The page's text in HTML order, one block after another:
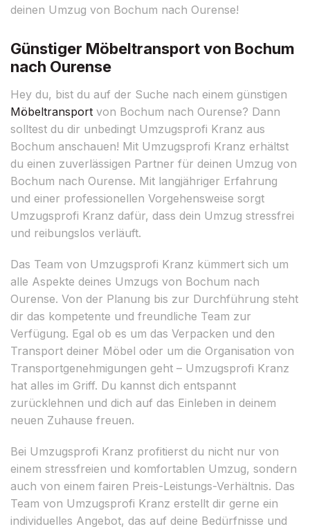
deinen Umzug von Bochum nach Ourense!
Günstiger Möbeltransport von Bochum
nach Ourense
Hey du, bist du auf der Suche nach einem günstigen
Möbeltransport von Bochum nach Ourense? Dann
solltest du dir unbedingt Umzugsprofi Kranz aus
Bochum anschauen! Mit Umzugsprofi Kranz erhältst
du einen zuverlässigen Partner für deinen Umzug von
Bochum nach Ourense. Mit langjähriger Erfahrung
und einer professionellen Vorgehensweise sorgt
Umzugsprofi Kranz dafür, dass dein Umzug stressfrei
und reibungslos verläuft.
Das Team von Umzugsprofi Kranz kümmert sich um
alle Aspekte deines Umzugs von Bochum nach
Ourense. Von der Planung bis zur Durchführung steht
dir das kompetente und freundliche Team zur
Verfügung. Egal ob es um das Verpacken und den
Transport deiner Möbel oder um die Organisation von
Transportgenehmigungen geht – Umzugsprofi Kranz
hat alles im Griff. Du kannst dich entspannt
zurücklehnen und dich auf das Einleben in deinem
neuen Zuhause freuen.
Bei Umzugsprofi Kranz profitierst du nicht nur von
einem stressfreien und komfortablen Umzug, sondern
auch von einem fairen Preis-Leistungs-Verhältnis. Das
Team von Umzugsprofi Kranz erstellt dir gerne ein
individuelles Angebot, das auf deine Bedürfnisse und